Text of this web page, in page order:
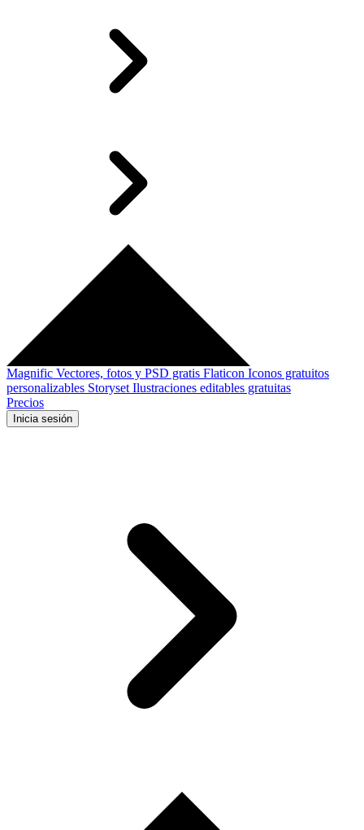
Magnific Vectores, fotos y PSD gratis Flaticon Iconos gratuitos
personalizables Storyset Ilustraciones editables gratuitas
Precios
Inicia sesión